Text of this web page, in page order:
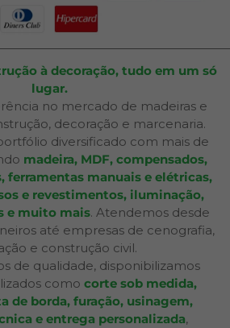
à decoração, tudo em um só
lugar.
no mercado de madeiras e
decoração e marcenaria.
diversificado com mais de
madeira, MDF, compensados,
ferramentas manuais e elétricas,
e revestimentos, iluminação,
e muito mais. Atendemos desde
até empresas de cenografia,
e construção civil.
de qualidade, disponibilizamos
como corte sob medida,
de borda, furação, usinagem,
e entrega personalizada,